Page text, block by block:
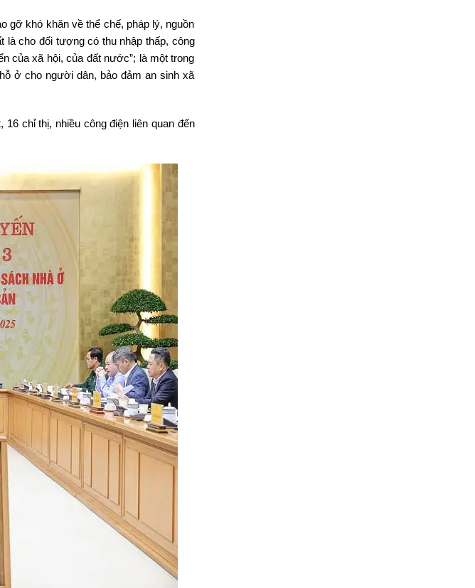
gỡ khó khăn về thể chế, pháp lý, nguồn
là cho đối tượng có thu nhập thấp, công
của xã hội, của đất nước”; là một trong
ở cho người dân, bảo đảm an sinh xã
chỉ thị, nhiều công điện liên quan đến